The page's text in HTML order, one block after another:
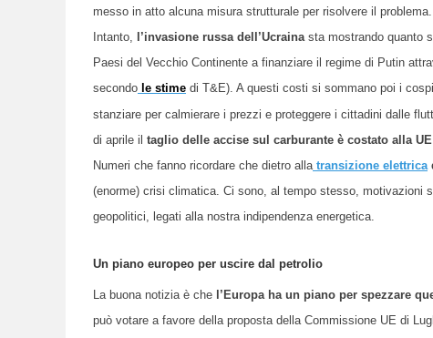
messo in atto alcuna misura strutturale per risolvere il problema.
Intanto,
l’invasione russa dell’Ucrainasta mostrando quanto
Paesi del Vecchio Continente a finanziare il regime di Putin
secondo le stime di T&E). A questi costi si sommano poi i
stanziare per calmierare i prezzi e proteggere i cittadini dalle
di aprile il taglio delle accise sul carburante è costato alla
Numeri che fanno ricordare che dietro allatransizione elettrica
(enorme) crisi climatica. Ci sono, al tempo stesso, motivazioni
geopolitici, legati alla nostra indipendenza energetica.
Un piano europeo per uscire dal petrolio
La buona notizia è che l’Europa ha un piano per spezzare
può votare a favore della proposta della Commissione UE di